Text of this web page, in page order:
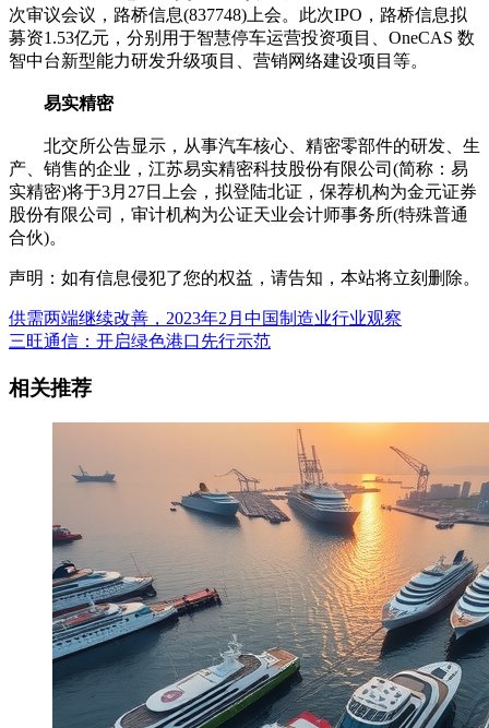
次审议会议，路桥信息(837748)上会。此次IPO，路桥信息拟
募资1.53亿元，分别用于智慧停车运营投资项目、OneCAS 数
智中台新型能力研发升级项目、营销网络建设项目等。
易实精密
北交所公告显示，从事汽车核心、精密零部件的研发、生
产、销售的企业，江苏易实精密科技股份有限公司(简称：易
实精密)将于3月27日上会，拟登陆北证，保荐机构为金元证券
股份有限公司，审计机构为公证天业会计师事务所(特殊普通
合伙)。
声明：如有信息侵犯了您的权益，请告知，本站将立刻删除。
供需两端继续改善，2023年2月中国制造业行业观察
三旺通信：开启绿色港口先行示范
相关推荐